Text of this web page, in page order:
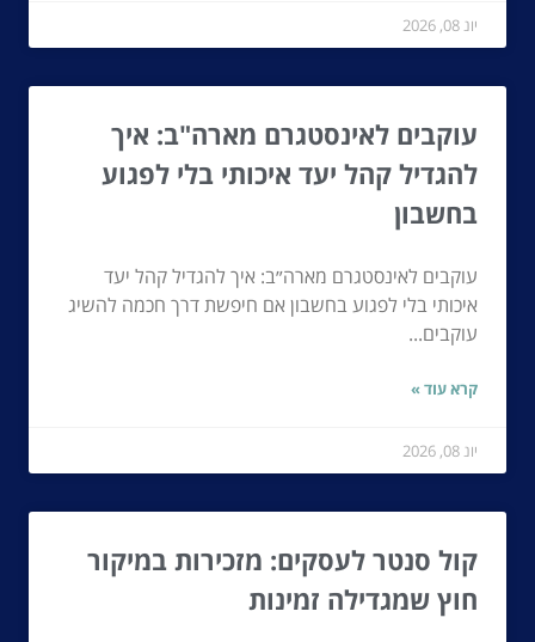
יונ 08, 2026
עוקבים לאינסטגרם מארה"ב: איך
להגדיל קהל יעד איכותי בלי לפגוע
בחשבון
עוקבים לאינסטגרם מארה״ב: איך להגדיל קהל יעד
איכותי בלי לפגוע בחשבון אם חיפשת דרך חכמה להשיג
עוקבים...
קרא עוד »
יונ 08, 2026
קול סנטר לעסקים: מזכירות במיקור
חוץ שמגדילה זמינות